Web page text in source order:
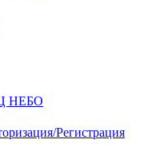
НЕБО
Регистрация